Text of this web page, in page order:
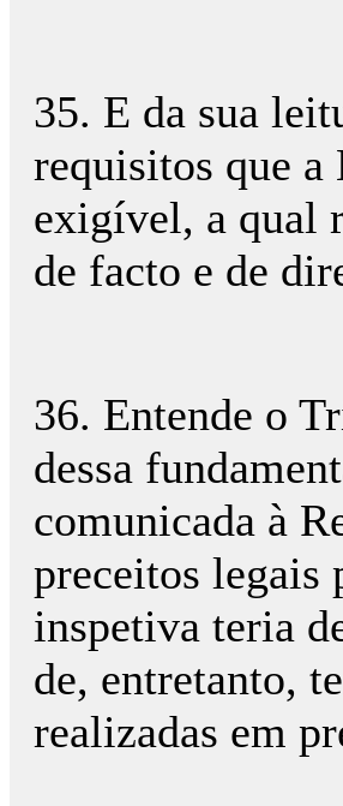
35. E da sua
requisitos que a
exigível, a qual
de facto e de
36. Entende o
dessa
comunicada à
preceitos legais
inspetiva teria
de, entretanto,
realizadas em